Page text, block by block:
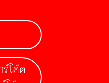
โค้ด